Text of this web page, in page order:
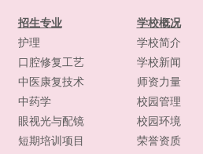
招生专业
护理
口腔修复工艺
中医康复技术
中药学
眼视光与配镜
短期培训项目
学校概况
学校简介
学校新闻
师资力量
校园管理
校园环境
荣誉资质